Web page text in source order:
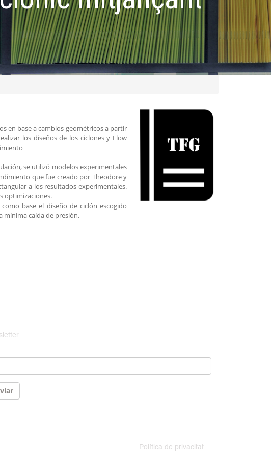
en base a cambios geométricos a partir
los diseños de los ciclones y Flow
se utilizó modelos experimentales
que fue creado por Theodore y
a los resultados experimentales.
optimizaciones.
base el diseño de ciclón escogido
caída de presión.
Política de privacitat